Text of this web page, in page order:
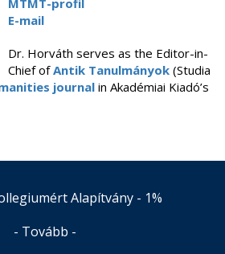
MTMT-profil
E-mail
Dr. Horváth serves as the Editor-in-
Chief ofAntik Tanulmányok(Studia
journalin Akadémiai Kiadó’s
Alapítvány - 1%
- Tovább -